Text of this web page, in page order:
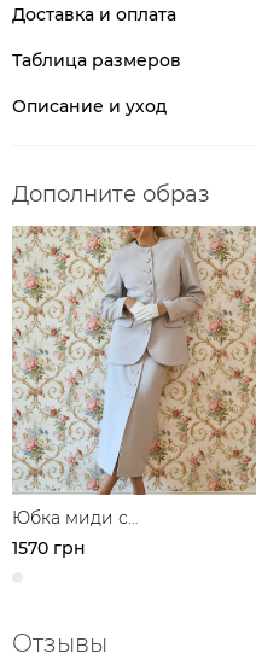
Доставка и оплата
Таблица размеров
Описание и уход
Дополните образ
Юбка миди с
декоративными
1570 грн
Отзывы